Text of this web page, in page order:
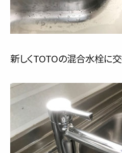
新しくTOTOの混合水栓に